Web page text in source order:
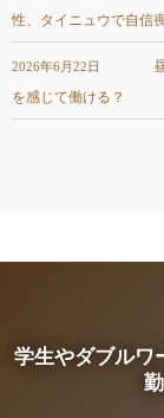
性、タイニュウで自信
2026年6月22日
を感じて働ける？
学生やダブルワ